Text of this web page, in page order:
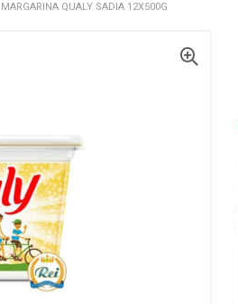
MARGARINA QUALY SADIA 12X500G